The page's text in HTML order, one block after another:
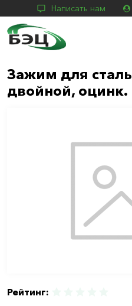
Написать нам
Зажим для
двойной, оцинк.
Рейтинг: